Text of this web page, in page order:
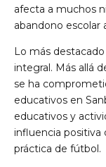
afecta a muchos
abandono escolar
Lo más
integral. Más allá
se ha
educativos en
educativos y
influencia positiva
práctica de fútbol.